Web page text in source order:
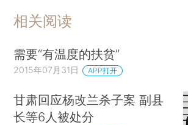
相关阅读
需要“有温度的扶贫”
2015年07月31日 APP打开
甘肃回应杨改兰杀子案 副县
长等6人被处分